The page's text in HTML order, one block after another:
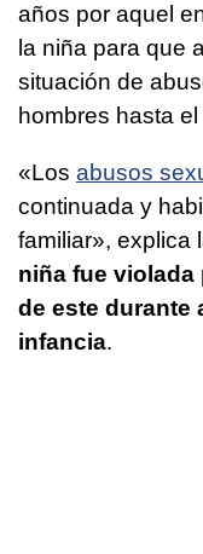
años por aquel
la niña para que
situación de
hombres hasta
«Los abusos
continuada y
familiar», explica
niña fue violada
de este durante
infancia.